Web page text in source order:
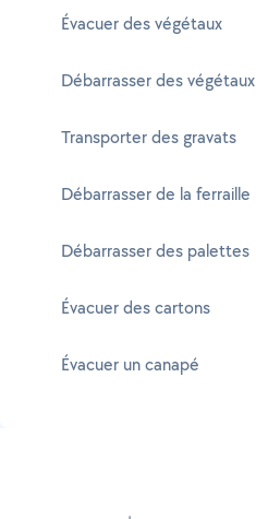
Évacuer des végétaux
Débarrasser des végétaux
Transporter des gravats
Débarrasser de la ferraille
Débarrasser des palettes
Évacuer des cartons
Évacuer un canapé